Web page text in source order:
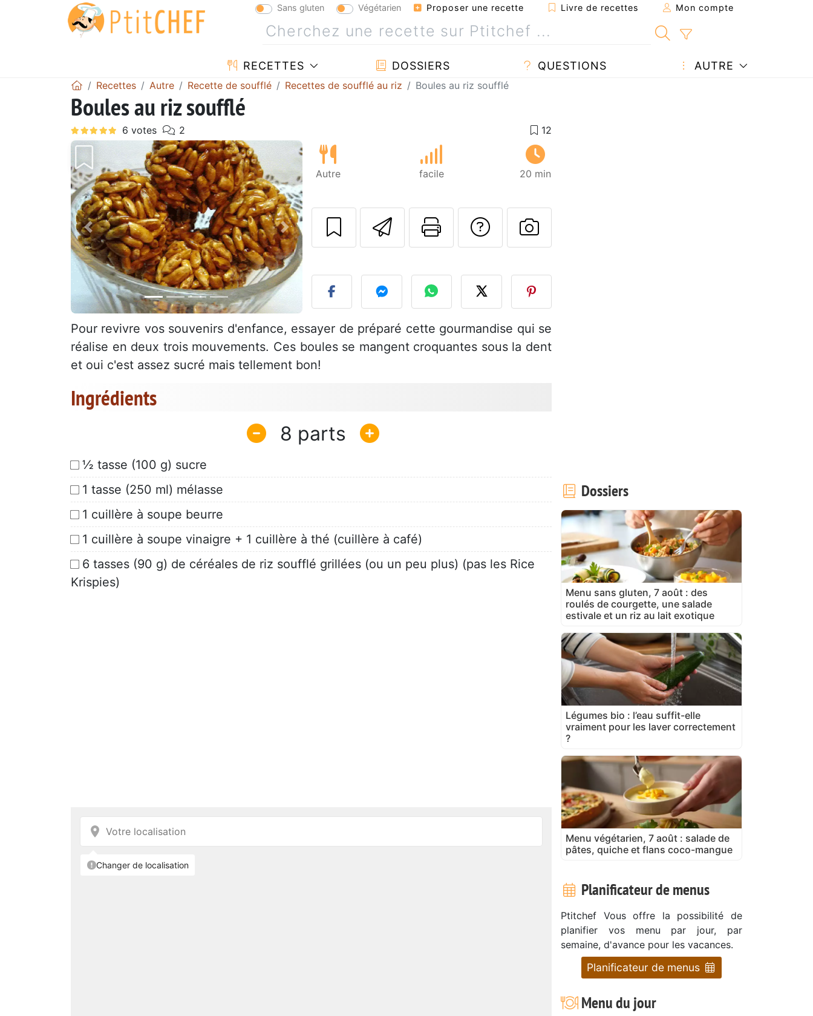
Sans gluten Végétarien Proposer une recette Livre de recettes Mon compte
RECETTES DOSSIERS QUESTIONS AUTRE
Recettes Autre Recette de soufflé Recettes de soufflé au riz Boules au riz soufflé
Boules au riz soufflé
Précédent Suivant
Autre facile 20 min
Envoyer cette recette à un ami
Imprimer cette page
Poser une question à l'auteur
Publier votre photo de cette
Pour revivre vos souvenirs d'enfance, essayer de préparé cette gourmandise qui se
réalise en deux trois mouvements. Ces boules se mangent croquantes sous la dent
et oui c'est assez sucré mais tellement bon!
Ingrédients
8
½ tasse (100 g) sucre
1 tasse (250 ml) mélasse
1 cuillère à soupe beurre
1 cuillère à soupe vinaigre + 1 cuillère à thé (cuillère à café)
6 tasses (90 g) de céréales de riz soufflé grillées (ou un peu plus) (pas les Rice
Krispies)
Dossiers
Menu sans gluten, 7 août : des
roulés de courgette, une salade
estivale et un riz au lait exotique
Légumes bio : l’eau suffit-elle
vraiment pour les laver correctement
?
Menu végétarien, 7 août : salade de
pâtes, quiche et flans coco-mangue
Planificateur de menus
Ptitchef Vous offre la possibilité de
planifier vos menu par jour, par
semaine, d'avance pour les vacances.
Planificateur de menus
Menu du jour